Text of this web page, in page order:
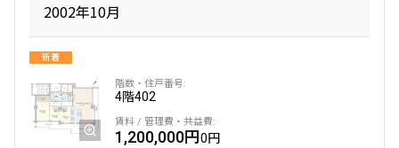
2002年10月
新着
4階402
1,200,000円0円